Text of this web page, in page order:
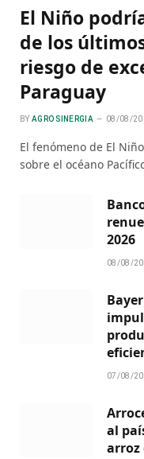
El Niño
de los
riesgo de
Paraguay
BY AGRO SINERGIA 08/08/
El fenómeno de El
sobre el océano
2026
08/08/
07/08/
al
arroz